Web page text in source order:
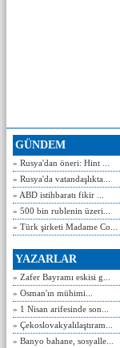
GÜNDEM
» Rusya'dan öneri: Hint ...
» Rusya'da vatandaşlıkta...
» ABD istihbaratı fikir ...
» 500 bin rublenin üzeri...
» Türk şirketi Madame Co...
YAZARLAR
» Zafer Bayramı eskisi g...
» Osman'ın mühimi...
» 1 Nisan arifesinde son...
» Çekoslovakyalılaştıram...
» Banyo bahane, sosyalle...